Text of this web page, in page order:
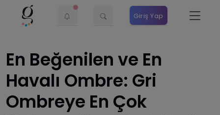
Giriş Yap
En Beğenilen ve En
Havalı Ombre: Gri
Ombreye En Çok